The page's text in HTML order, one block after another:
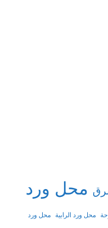
محل ورد
محل ورد الرابية محل ورد